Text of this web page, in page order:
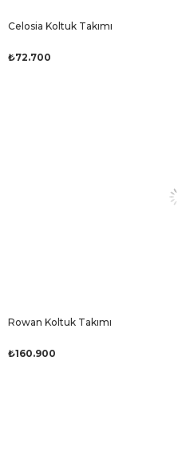
Celosia Koltuk Takımı
₺72.700
Rowan Koltuk Takımı
₺160.900